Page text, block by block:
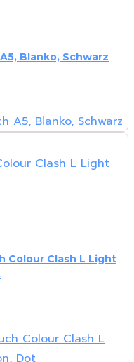
Blanko, Schwarz
Colour Clash L Light